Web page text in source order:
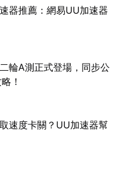
器推薦：網易UU加速器
輪A測正式登場，同步公
！
速度卡關？UU加速器幫